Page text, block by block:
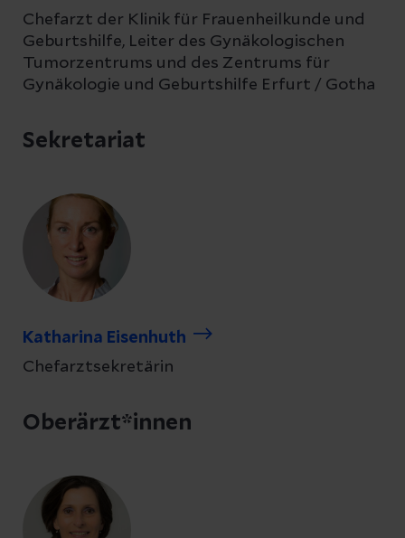
Chefarzt der Klinik für Frauenheilkunde und
Geburtshilfe, Leiter des Gynäkologischen
Tumorzentrums und des Zentrums für
Gynäkologie und Geburtshilfe Erfurt / Gotha
Sekretariat
Katharina Eisenhuth
Chefarztsekretärin
Oberärzt*innen